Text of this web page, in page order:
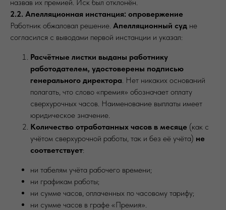
назвав их премией. Иск был отклонён.
2.2. Апелляционная инстанция: опровержение
Работник обжаловал решение. Апелляционный суд не
согласился с выводами первой инстанции и указал:
Расчётные листки выданы работнику
работодателем, удостоверены подписью
генерального директора. Нет никаких оснований
полагать, что слово «премия» обозначает оплату
сверхурочных часов. Наименование выплаты имеет
юридическое значение.
Количество отработанных часов в месяце (как с
учётом сверхурочной работы, так и без её учёта) не
соответствует:
ни табелям учёта рабочего времени;
ни графикам работы;
ни сумме часов, оплаченных по часовому тарифу;
ни сумме часов в графе «Премия».